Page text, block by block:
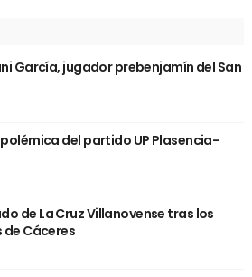
García, jugador prebenjamín del San
del partido UP Plasencia-
de La Cruz Villanovense tras los
Cáceres